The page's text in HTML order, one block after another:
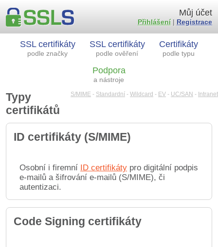
SSL certifikáty
podle značky
SSL certifikáty
podle ověření
Certifikáty
podle typu
Podpora
a nástroje
Můj účet
Přihlášení| Registrace
S/MIME - Standardní - Wildcard - EV - UC/SAN - Intranet
Typy
certifikátů
ID certifikáty (S/MIME)
Osobní i firemní ID certifikáty pro digitální podpis
e-mailů a šifrování e-mailů (S/MIME), či
autentizaci.
Code Signing certifikáty